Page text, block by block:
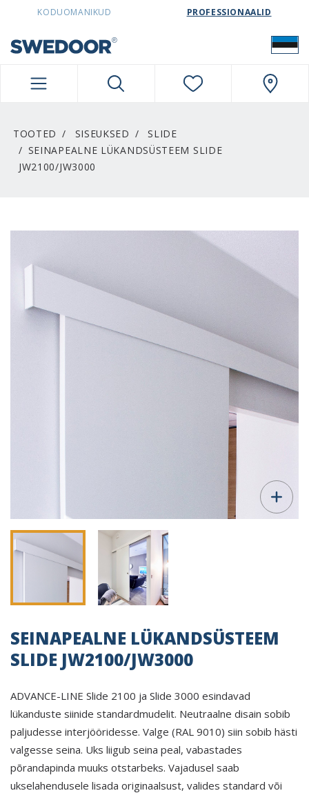
SWEDOORESTONIA NAVIGATION
KODUOMANIKUD PROFESSIONAALID
TOOTED SISEUKSED
SLIDE
SEINAPEALNE LÜKANDSÜSTEEM SLIDE
JW2100/JW3000
SEINAPEALNE LÜKANDSÜSTEEM
SLIDE JW2100/JW3000
ADVANCE-LINE Slide 2100 ja Slide 3000 esindavad
lükanduste siinide standardmudelit. Neutraalne disain sobib
paljudesse interjööridesse. Valge (RAL 9010) siin sobib hästi
valgesse seina. Uks liigub seina peal, vabastades
põrandapinda muuks otstarbeks. Vajadusel saab
ukselahendusele lisada originaalsust, valides standard või